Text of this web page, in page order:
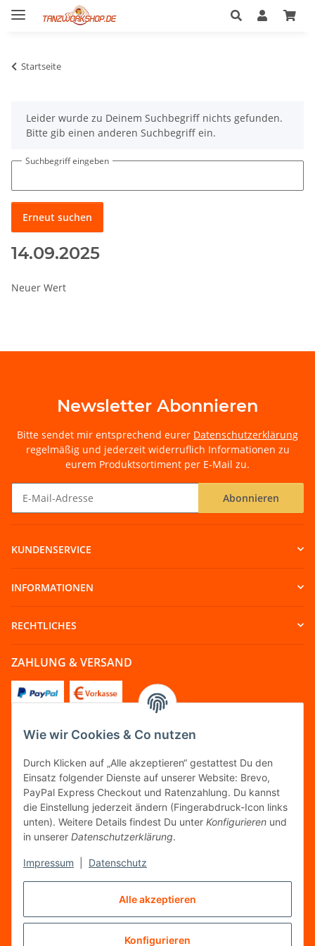
Alle akzeptieren
Konfigurieren
Wie wir Cookies & Co nutzen
Durch Klicken auf „Alle akzeptieren“ gestattest Du den
Einsatz folgender Dienste auf unserer Website: Brevo,
PayPal Express Checkout und Ratenzahlung. Du kannst
die Einstellung jederzeit ändern (Fingerabdruck-Icon links
unten). Weitere Details findest Du unter Konfigurieren und
in unserer Datenschutzerklärung.
Impressum Datenschutz
Startseite
xLeider wurde zu Deinem Suchbegriff nichts gefunden.
Bitte gib einen anderen Suchbegriff ein.
Suchbegriff eingeben
Erneut suchen
14.09.2025
Neuer Wert
Newsletter Abonnieren
Bitte sendet mir entsprechend eurer Datenschutzerklärung
regelmäßig und jederzeit widerruflich Informationen zu
eurem Produktsortiment per E-Mail zu.
Abonnieren
KUNDENSERVICE
INFORMATIONEN
RECHTLICHES
ZAHLUNG & VERSAND
FOLGT UNS
FAIRCOMMERCE
Wir sind seit 04.12.2015 Mitglied der Initiative